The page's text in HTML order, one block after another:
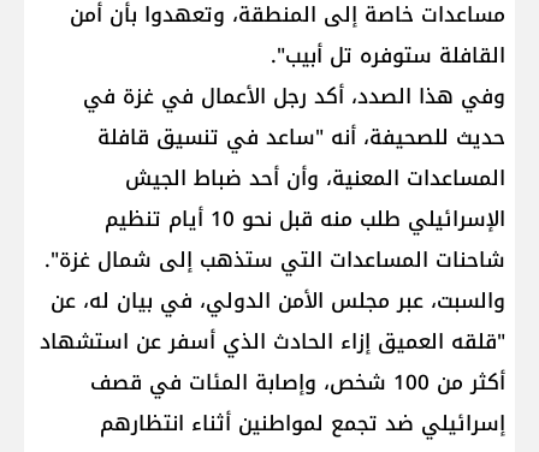
مساعدات خاصة إلى المنطقة، وتعهدوا بأن أمن
القافلة ستوفره تل أبيب".
وفي هذا الصدد، أكد رجل الأعمال في غزة في
حديث للصحيفة، أنه "ساعد في تنسيق قافلة
المساعدات المعنية، وأن أحد ضباط الجيش
الإسرائيلي طلب منه قبل نحو 10 أيام تنظيم
شاحنات المساعدات التي ستذهب إلى شمال غزة".
والسبت، عبر مجلس الأمن الدولي، في بيان له، عن
"قلقه العميق إزاء الحادث الذي أسفر عن استشهاد
أكثر من 100 شخص، وإصابة المئات في قصف
إسرائيلي ضد تجمع لمواطنين أثناء انتظارهم